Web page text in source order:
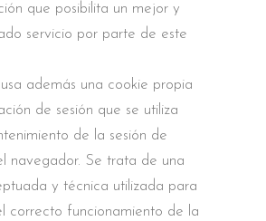
que posibilita un mejor y
servicio por parte de este
además una cookie propia
de sesión que se utiliza
de la sesión de
navegador. Se trata de una
y técnica utilizada para
correcto funcionamiento de la